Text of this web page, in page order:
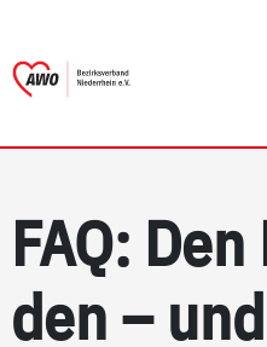
FAQ:
den –